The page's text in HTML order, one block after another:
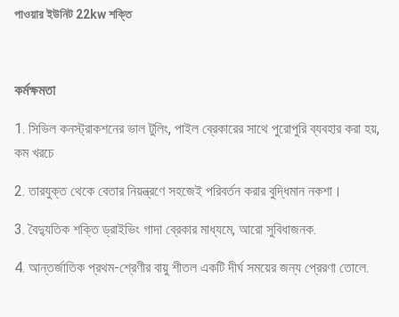
পাওয়ার ইউনিট 22kw শক্তি
কর্মক্ষমতা
1. সিভিল কনস্ট্রাকশনের ভাল টুলিং, পাইল ব্রেকারের সাথে পুরোপুরি ব্যবহার করা হয়,
কম খরচে
2. তারযুক্ত থেকে বেতার নিয়ন্ত্রণে সহজেই পরিবর্তন করার বুদ্ধিমান নকশা।
3. বৈদ্যুতিক শক্তি ড্রাইভিং গাদা ব্রেকার মাধ্যমে, আরো সুবিধাজনক.
4. আন্তর্জাতিক প্রথম-শ্রেণীর বায়ু শীতল একটি দীর্ঘ সময়ের জন্য প্রেরণা তোলে.